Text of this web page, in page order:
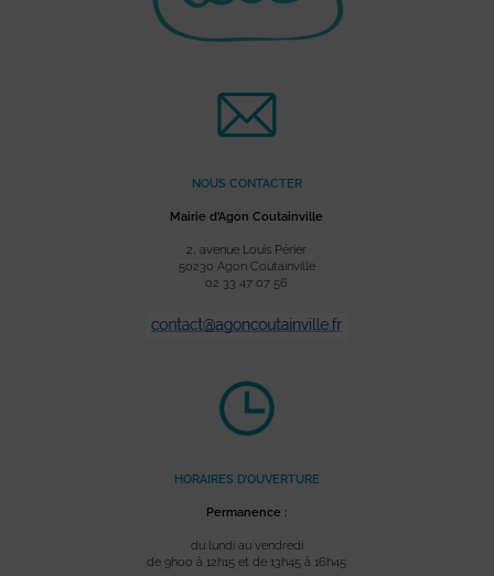
NOUS CONTACTER
Mairie d’Agon Coutainville
2, avenue Louis Périer
50230 Agon Coutainville
02 33 47 07 56
HORAIRES D’OUVERTURE
Permanence :
du lundi au vendredi
de 9h00 à 12h15 et de 13h45 à 16h45